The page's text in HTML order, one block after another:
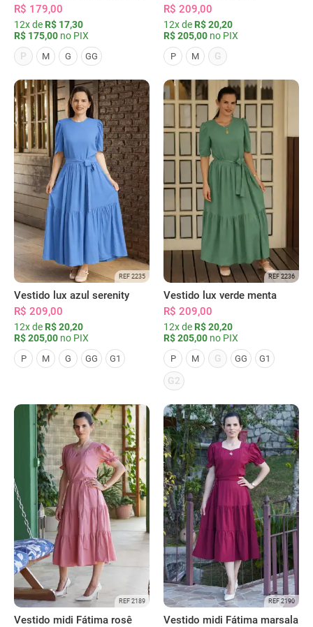
R$ 179,00
12x de R$ 17,30
R$ 175,00 no PIX
P
M G GG
R$ 209,00
12x de R$ 20,20
R$ 205,00 no PIX
P M G
REF 2235
Vestido lux azul serenity
R$ 209,00
12x de R$ 20,20
R$ 205,00 no PIX
P M G GG G1
REF 2236
Vestido lux verde menta
R$ 209,00
12x de R$ 20,20
R$ 205,00 no PIX
P M G GG G1
G2
REF 2189
Vestido midi Fátima rosê
REF 2190
Vestido midi Fátima marsala